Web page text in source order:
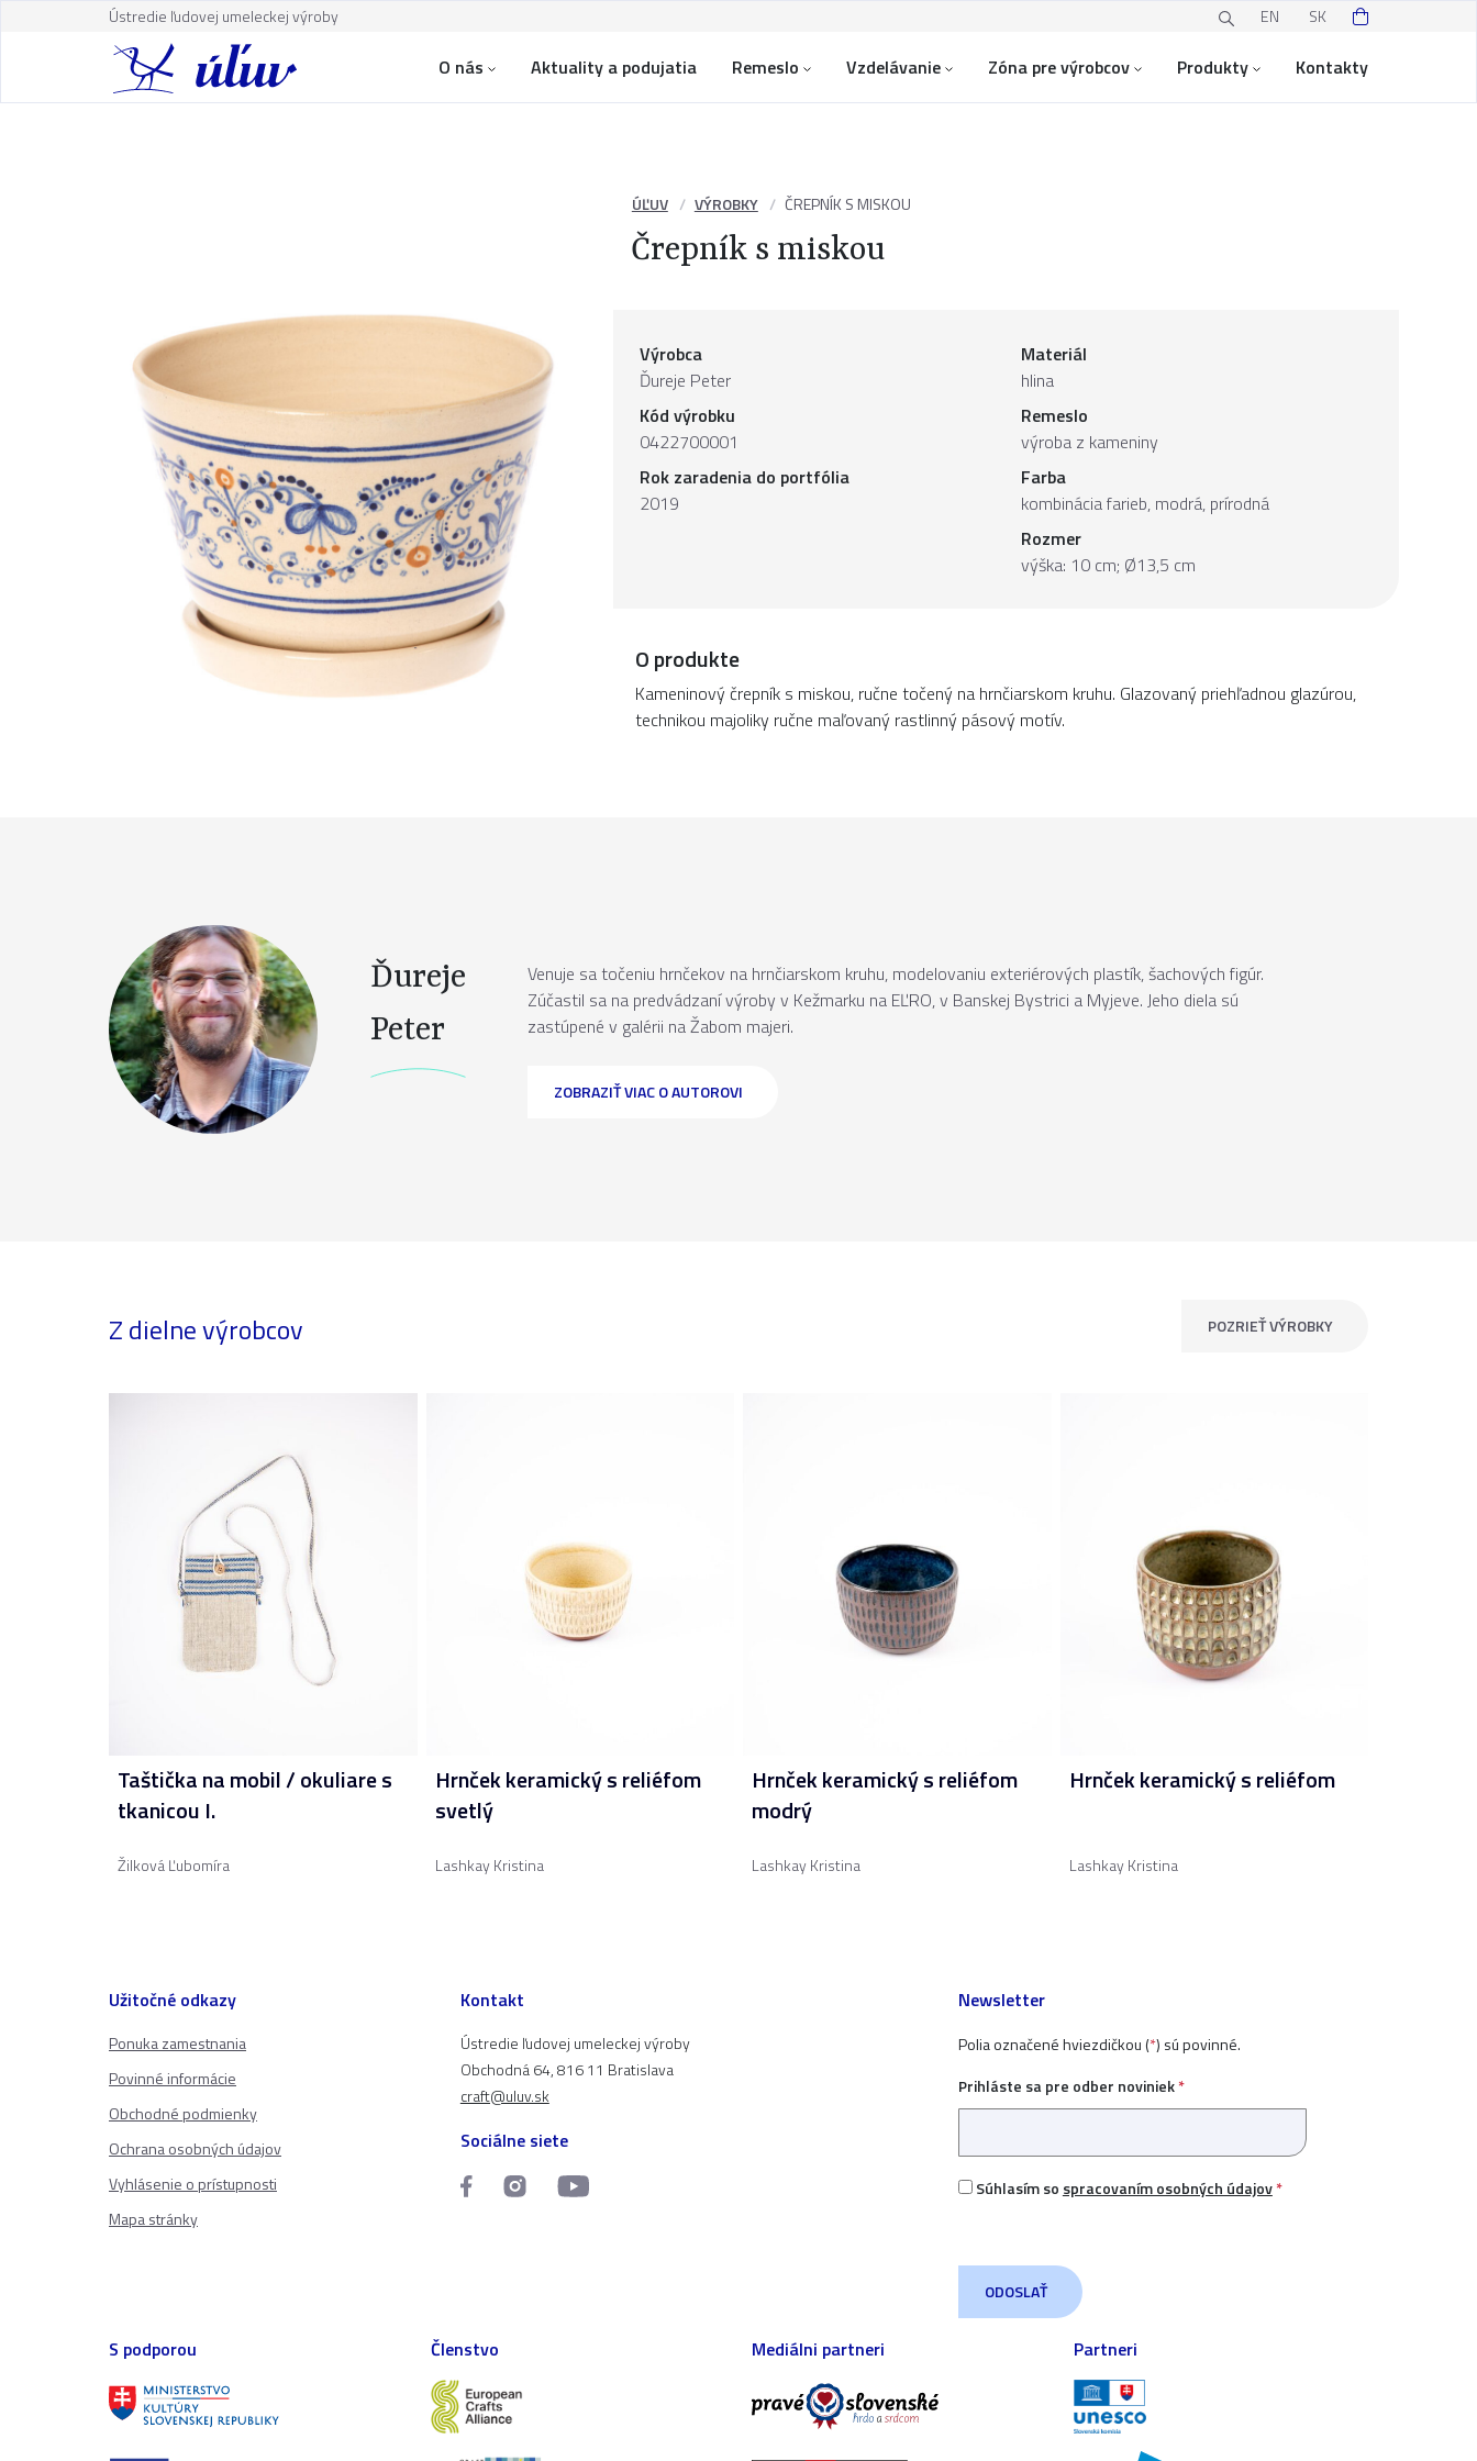
Ústredie ľudovej umeleckej výroby EN SK
O nás Aktuality a podujatia Remeslo Vzdelávanie Zóna pre výrobcov Produkty Kontakty
ÚĽUV VÝROBKY ČREPNÍK S MISKOU
Črepník s miskou
Výrobca
Ďureje Peter
Kód výrobku
0422700001
Rok zaradenia do portfólia
2019
Materiál
hlina
Remeslo
výroba z kameniny
Farba
kombinácia farieb, modrá, prírodná
Rozmer
výška: 10 cm; Ø13,5 cm
O produkte
Kameninový črepník s miskou, ručne točený na hrnčiarskom kruhu. Glazovaný priehľadnou glazúrou,
technikou majoliky ručne maľovaný rastlinný pásový motív.
Ďureje
Peter
Venuje sa točeniu hrnčekov na hrnčiarskom kruhu, modelovaniu exteriérových plastík, šachových figúr.
Zúčastil sa na predvádzaní výroby v Kežmarku na EĽRO, v Banskej Bystrici a Myjeve. Jeho diela sú
zastúpené v galérii na Žabom majeri.
ZOBRAZIŤ VIAC O AUTOROVI
Z dielne výrobcov POZRIEŤ VÝROBKY
Taštička na mobil / okuliare s
tkanicou I.
Žilková Ľubomíra
Hrnček keramický s reliéfom
svetlý
Lashkay Kristina
Hrnček keramický s reliéfom
modrý
Lashkay Kristina
Hrnček keramický s reliéfom
Lashkay Kristina
Užitočné odkazy
Ponuka zamestnania
Povinné informácie
Obchodné podmienky
Ochrana osobných údajov
Vyhlásenie o prístupnosti
Mapa stránky
Kontakt
Ústredie ľudovej umeleckej výroby
Obchodná 64, 816 11 Bratislava
craft@uluv.sk
Sociálne siete
Newsletter
Polia označené hviezdičkou (*) sú povinné.
Prihláste sa pre odber noviniek*
Súhlasím so spracovaním osobných údajov*
S podporou Členstvo Mediálni partneri Partneri